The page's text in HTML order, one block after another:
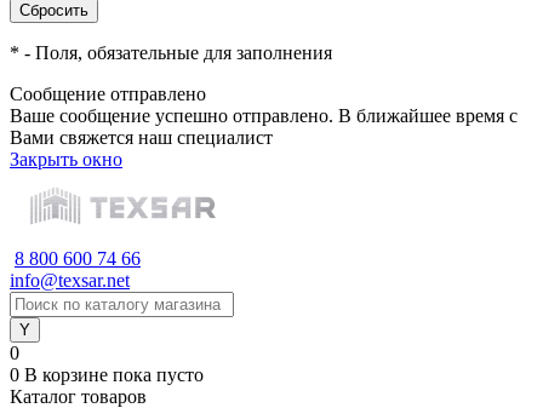
* - Поля, обязательные для заполнения
Сообщение отправлено
Ваше сообщение успешно отправлено. В ближайшее время с
Вами свяжется наш специалист
Закрыть окно
8 800 600 74 66
info@texsar.net
0
0 В корзине пока пусто
Каталог товаров